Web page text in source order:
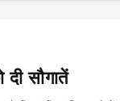
दी सौगातें